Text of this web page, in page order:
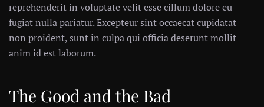
reprehenderit in voluptate velit esse cillum dolore eu
fugiat nulla pariatur. Excepteur sint occaecat cupidatat
non proident, sunt in culpa qui officia deserunt mollit
anim id est laborum.
The Good and the Bad